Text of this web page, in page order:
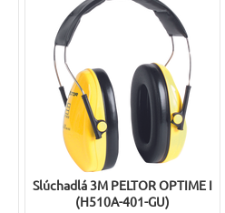
Slúchadlá 3M PELTOR OPTIME I
(H510A-401-GU)